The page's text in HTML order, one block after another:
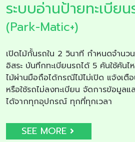
ระบบอ่านป้ายทะเบีย
(Park-Matic+)
เปิดไม้กั้นรถใน 2 วินาที กำหนดจำนว
อิสระ บันทึกทะเบียนรถได้ 5 คันใช้คัน
ไม้ผ่านมือถือได้กรณีไม้ไม่เปิด แจ้งเตื
หรือใช้รถไม่ลงทะเบียน จัดการข้อมูล
ได้จากทุกอุปกรณ์ ทุกที่ทุกเวลา
SEE MORE